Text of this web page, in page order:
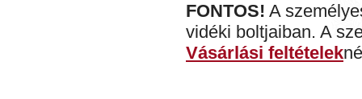
FONTOS! A
vidéki boltjaiban. A
Vásárlási feltételek